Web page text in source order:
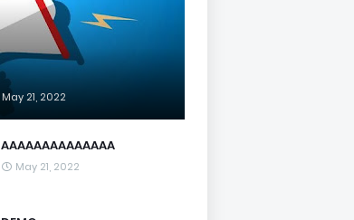
May 21, 2022
AAAAAAAAAAAAAA
May 21, 2022